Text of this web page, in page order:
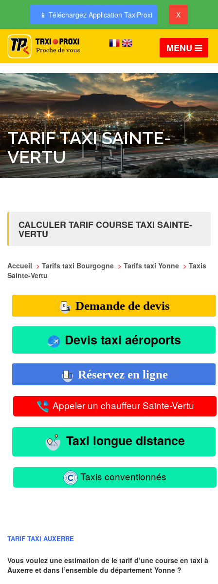
📱 Téléchargez Application TaxiProxi X
MENU
TARIF TAXI SAINTE-
VERTU
CALCULER TARIF COURSE TAXI SAINTE-
VERTU
Accueil > Tarifs taxi Bourgogne > Tarifs taxi Yonne > Taxis
Sainte-Vertu
Demande de devis
Devis taxi aéroports
Réservez en ligne
Appeler un chauffeur Sainte-Vertu
Taxi longue distance
Taxis conventionnés
TARIF TAXI AUXERRE
Vous voulez une estimation de le tarif d’une course en taxi à
Auxerre et dans l’ensemble du département Yonne ?